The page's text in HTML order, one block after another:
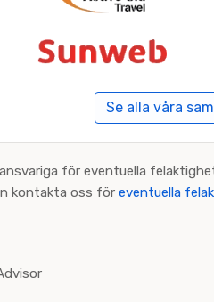
Se alla våra
för eventuella
kontakta oss för eventuella